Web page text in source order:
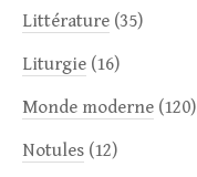
Littérature (35)
Liturgie (16)
Monde moderne (120)
Notules (12)